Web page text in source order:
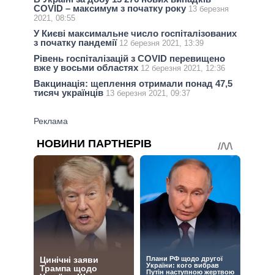
COVID – максимум з початку року 13 березня
2021, 08:55
У Києві максимальне число госпіталізованих
з початку пандемії 12 березня 2021, 13:39
Рівень госпіталізацій з COVID перевищено
вже у восьми областях 12 березня 2021, 12:36
Вакцинація: щеплення отримали понад 47,5
тисяч українців 13 березня 2021, 09:37